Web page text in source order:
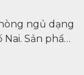
ngủ dạng
Sản phẩm
sản xuất nội